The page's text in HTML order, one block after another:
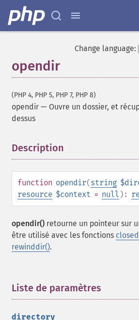
Change language:
opendir
(PHP 4, PHP 5, PHP 7, PHP 8)
opendir — Ouvre un dossier, et
dessus
Description
function opendir(string
resource $context = null ):
opendir() retourne un pointeur sur
être utilisé avec les fonctions
rewinddir().
Liste de paramètres
directory